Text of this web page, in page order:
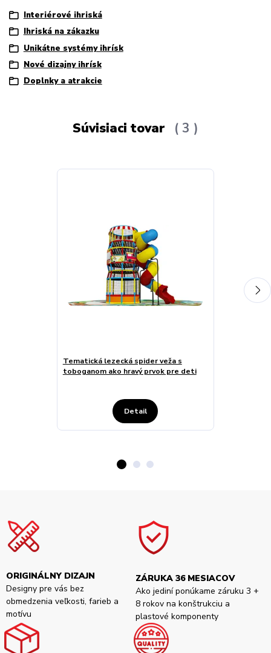
Interiérové ihriská
Ihriská na zákazku
Unikátne systémy ihrísk
Nové dizajny ihrísk
Doplnky a atrakcie
Súvisiaci tovar 3
Tematická lezecká spider veža s
toboganom ako hravý prvok pre deti
Detail
ORIGINÁLNY DIZAJN
Designy pre vás bez
obmedzenia veľkosti, farieb a
motívu
ZÁRUKA 36 MESIACOV
Ako jediní ponúkame záruku 3 +
8 rokov na konštrukciu a
plastové komponenty